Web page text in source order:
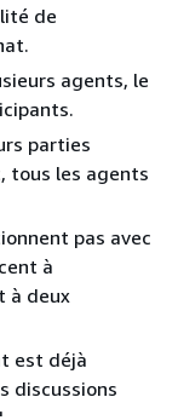
de
agents, le
parties
tous les agents
pas avec
à
à deux
est déjà
discussions